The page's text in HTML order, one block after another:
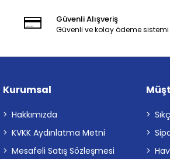
Güvenli Alışveriş
Güvenli ve kolay ödeme sistemi
Kurumsal
Hakkımızda
KVKK Aydınlatma Metni
Mesafeli Satış Sözleşmesi